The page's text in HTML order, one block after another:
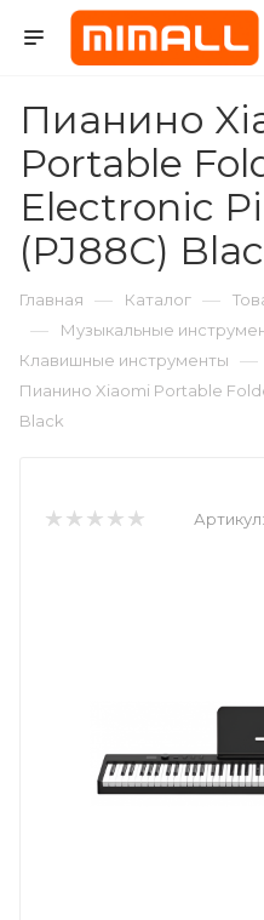
Пианино
Portable
Electronic
(PJ88C)
Главная — Каталог —
— Музыкальные
Клавишные инструменты —
Пианино Xiaomi Portable
Black
Артикул: